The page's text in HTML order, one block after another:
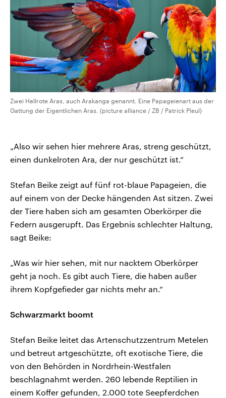
Zwei Hellrote Aras, auch Arakanga genannt. Eine Papageienart aus der
Gattung der Eigentlichen Aras. (picture alliance / ZB / Patrick Pleul)
„Also wir sehen hier mehrere Aras, streng geschützt,
einen dunkelroten Ara, der nur geschützt ist.“
Stefan Beike zeigt auf fünf rot-blaue Papageien, die
auf einem von der Decke hängenden Ast sitzen. Zwei
der Tiere haben sich am gesamten Oberkörper die
Federn ausgerupft. Das Ergebnis schlechter Haltung,
sagt Beike:
„Was wir hier sehen, mit nur nacktem Oberkörper
geht ja noch. Es gibt auch Tiere, die haben außer
ihrem Kopfgefieder gar nichts mehr an.“
Schwarzmarkt boomt
Stefan Beike leitet das Artenschutzzentrum Metelen
und betreut artgeschützte, oft exotische Tiere, die
von den Behörden in Nordrhein-Westfalen
beschlagnahmt werden. 260 lebende Reptilien in
einem Koffer gefunden, 2.000 tote Seepferdchen